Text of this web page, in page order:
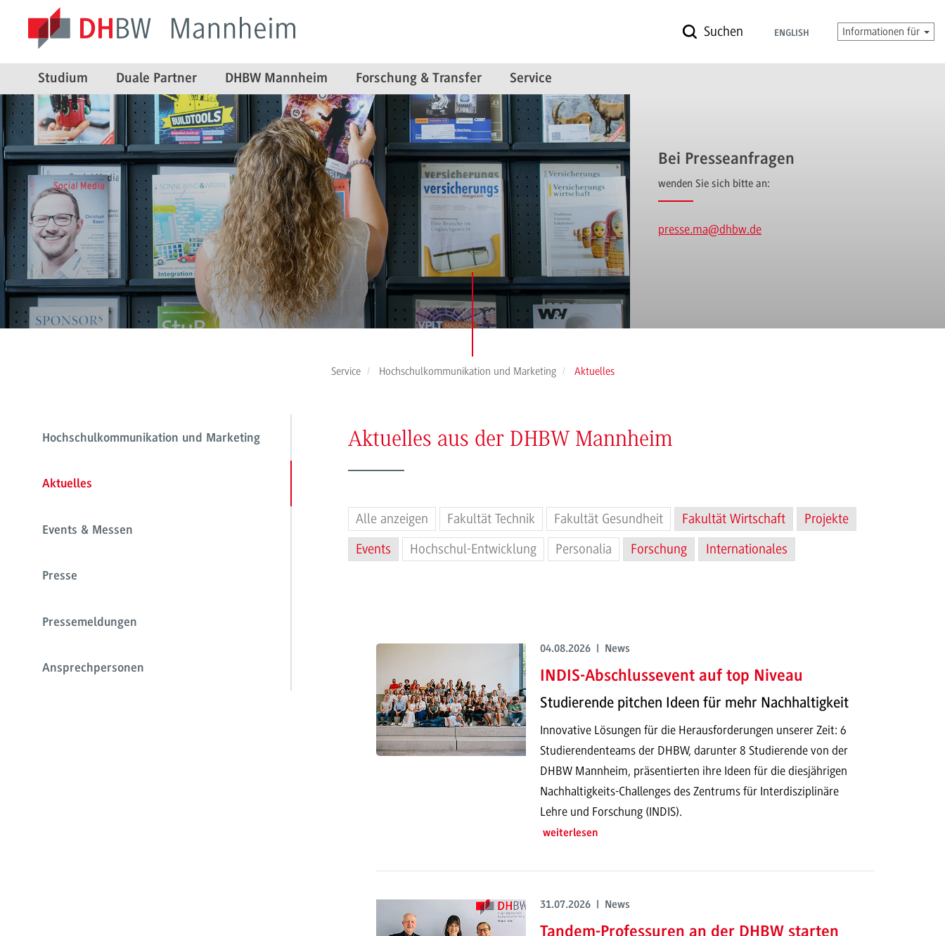
Suchen ENGLISH Informationen für
Studium Duale Partner DHBW Mannheim Forschung & Transfer Service
Bei Presseanfragen
wenden Sie sich bitte an:
presse.ma@dhbw.de
Service Hochschulkommunikation und Marketing Aktuelles
Hochschulkommunikation und Marketing
Aktuelles
Events & Messen
Presse
Pressemeldungen
Ansprechpersonen
Aktuelles aus der DHBW Mannheim
Alle anzeigen Fakultät Technik Fakultät Gesundheit Fakultät Wirtschaft
Projekte
Events
Hochschul-Entwicklung Personalia Forschung Internationales
04.08.2026 | News
INDIS-Abschlussevent auf top Niveau
Studierende pitchen Ideen für mehr Nachhaltigkeit
Innovative Lösungen für die Herausforderungen unserer Zeit: 6
Studierendenteams der DHBW, darunter 8 Studierende von der
DHBW Mannheim, präsentierten ihre Ideen für die diesjährigen
Nachhaltigkeits-Challenges des Zentrums für Interdisziplinäre
Lehre und Forschung (INDIS).
weiterlesen
31.07.2026 | News
Tandem-Professuren an der DHBW starten